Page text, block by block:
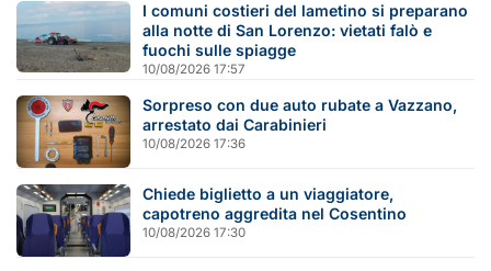
I comuni costieri del lametino si preparano
alla notte di San Lorenzo: vietati falò e
fuochi sulle spiagge
10/08/2026 17:57
Sorpreso con due auto rubate a Vazzano,
arrestato dai Carabinieri
10/08/2026 17:36
Chiede biglietto a un viaggiatore,
capotreno aggredita nel Cosentino
10/08/2026 17:30